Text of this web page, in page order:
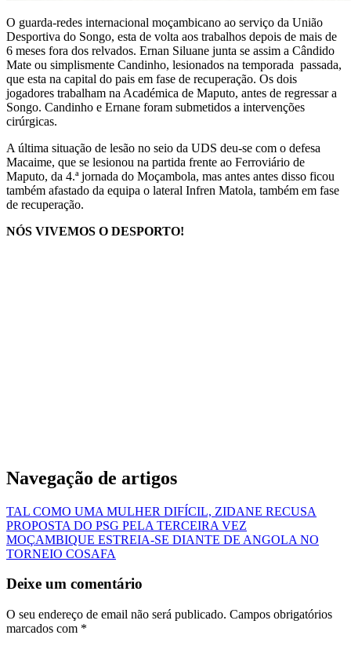
O guarda-redes internacional moçambicano ao serviço da União
Desportiva do Songo, esta de volta aos trabalhos depois de mais de
6 meses fora dos relvados. Ernan Siluane junta se assim a Cândido
Mate ou simplismente Candinho, lesionados na temporada passada,
que esta na capital do pais em fase de recuperação. Os dois
jogadores trabalham na Académica de Maputo, antes de regressar a
Songo. Candinho e Ernane foram submetidos a intervenções
cirúrgicas.
A última situação de lesão no seio da UDS deu-se com o defesa
Macaime, que se lesionou na partida frente ao Ferroviário de
Maputo, da 4.ª jornada do Moçambola, mas antes antes disso ficou
também afastado da equipa o lateral Infren Matola, também em fase
de recuperação.
NÓS VIVEMOS O DESPORTO!
Navegação de artigos
TAL COMO UMA MULHER DIFÍCIL, ZIDANE RECUSA
PROPOSTA DO PSG PELA TERCEIRA VEZ
MOÇAMBIQUE ESTREIA-SE DIANTE DE ANGOLA NO
TORNEIO COSAFA
Deixe um comentário
O seu endereço de email não será publicado. Campos obrigatórios
marcados com *